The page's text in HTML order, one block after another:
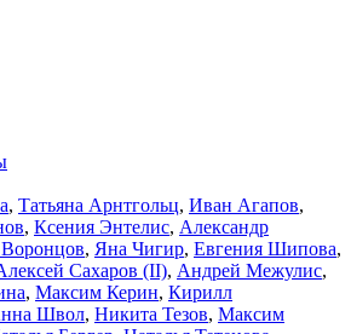
, Татьяна Арнтгольц, Иван Агапов,
, Ксения Энтелис, Александр
, Яна Чигир, Евгения Шипова,
Сахаров (II), Андрей Межулис,
, Максим Керин, Кирилл
Швол, Никита Тезов, Максим